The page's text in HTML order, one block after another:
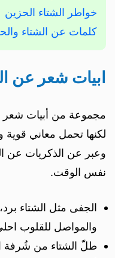
خواطر الشتاء الحزين
كلمات عن الشتاء
ابيات شعر عن
مجموعة من أبيات شعر
لكنها تحمل معاني قوية
وعبر عن الذكريات عن
نفس الوقت.
الجفى مثل الشتاء
والمواصل للقلوب
طلّ الشتاء من شُرفة